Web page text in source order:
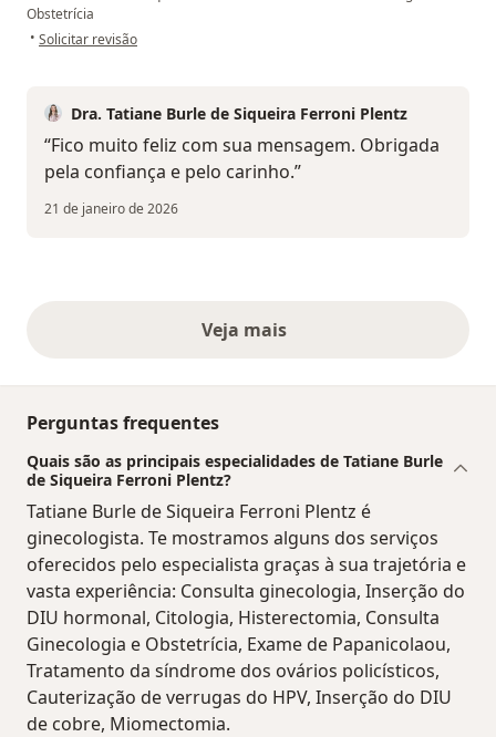
Obstetrícia
• na opinião do utilizador Paciente
Solicitar revisão
Dra. Tatiane Burle de Siqueira Ferroni Plentz
“Fico muito feliz com sua mensagem. Obrigada
pela confiança e pelo carinho.”
21 de janeiro de 2026
Veja maisopiniões acima
Perguntas frequentes
Quais são as principais especialidades de Tatiane Burle
de Siqueira Ferroni Plentz?
Tatiane Burle de Siqueira Ferroni Plentz é
ginecologista. Te mostramos alguns dos serviços
oferecidos pelo especialista graças à sua trajetória e
vasta experiência: Consulta ginecologia, Inserção do
DIU hormonal, Citologia, Histerectomia, Consulta
Ginecologia e Obstetrícia, Exame de Papanicolaou,
Tratamento da síndrome dos ovários policísticos,
Cauterização de verrugas do HPV, Inserção do DIU
de cobre, Miomectomia.